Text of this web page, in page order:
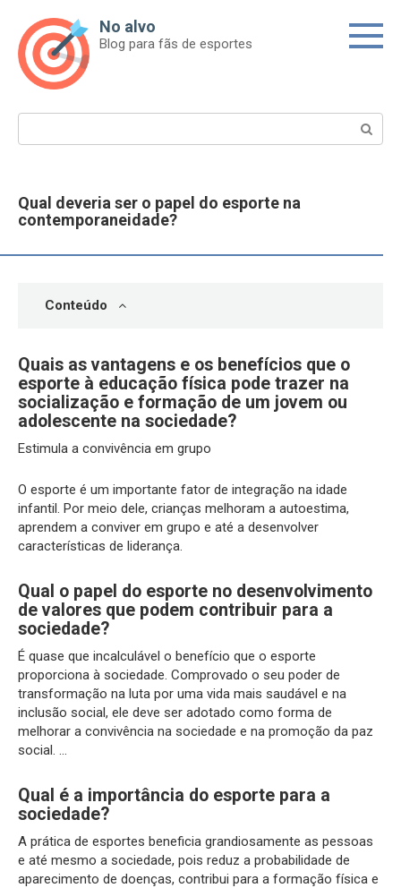
content
No alvo
Blog para fãs de esportes
Qual deveria ser o papel do esporte na
contemporaneidade?
Conteúdo
Quais as vantagens e os benefícios que o
esporte à educação física pode trazer na
socialização e formação de um jovem ou
adolescente na sociedade?
Estimula a convivência em grupo
O esporte é um importante fator de integração na idade
infantil. Por meio dele, crianças melhoram a autoestima,
aprendem a conviver em grupo e até a desenvolver
características de liderança.
Qual o papel do esporte no desenvolvimento
de valores que podem contribuir para a
sociedade?
É quase que incalculável o benefício que o esporte
proporciona à sociedade. Comprovado o seu poder de
transformação na luta por uma vida mais saudável e na
inclusão social, ele deve ser adotado como forma de
melhorar a convivência na sociedade e na promoção da paz
social. …
Qual é a importância do esporte para a
sociedade?
A prática de esportes beneficia grandiosamente as pessoas
e até mesmo a sociedade, pois reduz a probabilidade de
aparecimento de doenças, contribui para a formação física e